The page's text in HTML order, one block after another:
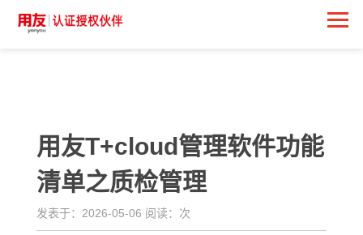
用友T+cloud管理软件功能
清单之质检管理
发表于：2026-05-06 阅读： 次